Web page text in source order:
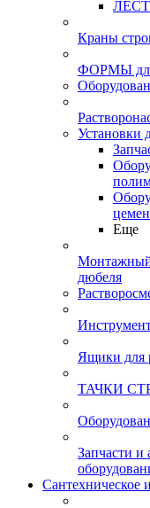
Краны
ФОРМЫ для
Установки
Еще
Монтажный
дюбеля
Ящики для
ТАЧКИ
Запчасти и
Сантехническое